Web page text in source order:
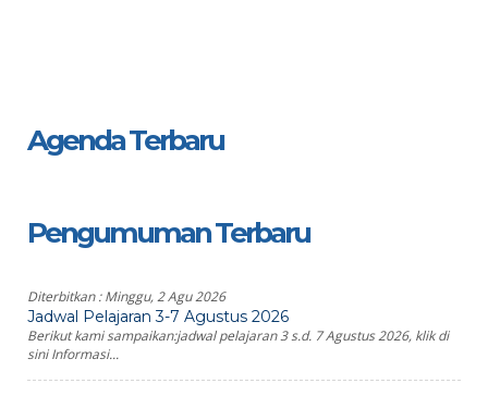
Agenda Terbaru
Pengumuman Terbaru
Diterbitkan :Minggu, 2 Agu 2026
Jadwal Pelajaran 3-7 Agustus 2026
Berikut kami sampaikan:jadwal pelajaran 3 s.d. 7 Agustus 2026, klik di
sini Informasi...